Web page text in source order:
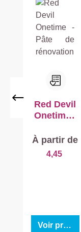
Red Devil
Onetime -
rénovation
À partir de
4,45
Voir produit